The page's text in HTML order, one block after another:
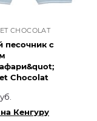
CHOCOLAT
песочник с
Chocolat​
Кенгуру